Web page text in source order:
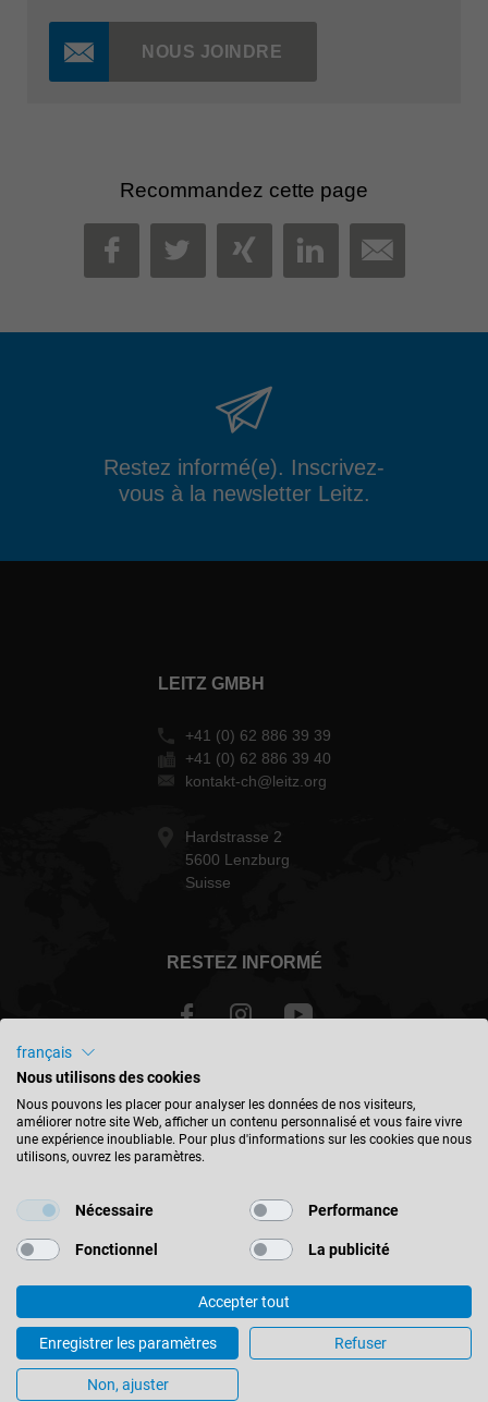
NOUS JOINDRE
Recommandez cette page
FACEBOOK
TWITTER
XINGLINKEDIN
MAIL
Restez informé(e). Inscrivez-
vous à la newsletter Leitz.
LEITZ GMBH
+41 (0) 62 886 39 39
+41 (0) 62 886 39 40
kontakt-ch@leitz.org
Hardstrasse 2
5600 Lenzburg
Suisse
RESTEZ INFORMÉ
Schweiz - français
TROUVER UN EMPLACEMENT
© 2026 Leitz GmbH & Co. KG
Mentions Légales
Contact
Protection des données
Conditions générales
Expédition et livraison
Paramètres des cookies
français
Nous utilisons des cookies
Nous pouvons les placer pour analyser les données de nos visiteurs,
améliorer notre site Web, afficher un contenu personnalisé et vous faire vivre
une expérience inoubliable. Pour plus d'informations sur les cookies que nous
utilisons, ouvrez les paramètres.
Nécessaire Performance
Fonctionnel La publicité
Accepter tout
Enregistrer les paramètres Refuser
Non, ajuster